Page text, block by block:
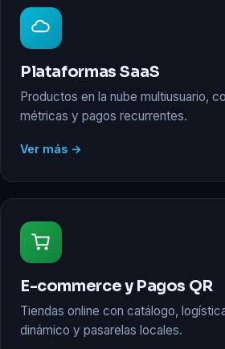
Plataformas SaaS
Productos en la nube multiusuario,
métricas y pagos recurrentes.
Ver más →
E-commerce y Pagos QR
Tiendas online con catálogo,
dinámico y pasarelas locales.